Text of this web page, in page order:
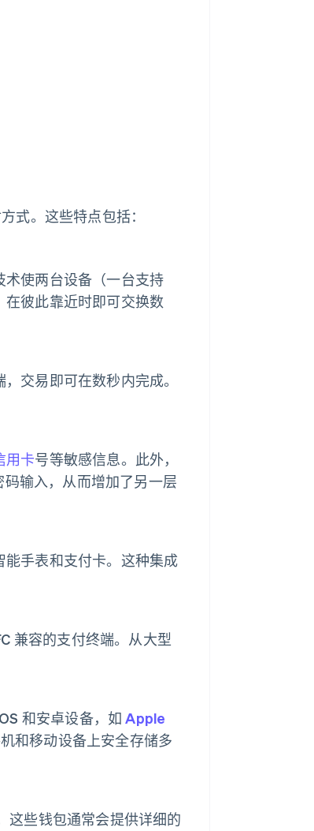
式。这些特点包括：
术使两台设备（一台支持
在彼此靠近时即可交换数
交易即可在数秒内完成。
用卡号等敏感信息。此外，
输入，从而增加了另一层
能手表和支付卡。这种集成
兼容的支付终端。从大型
和安卓设备，如Apple
和移动设备上安全存储多
这些钱包通常会提供详细的